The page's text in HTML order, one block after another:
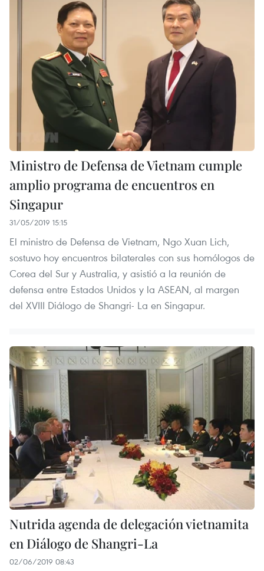
Ministro de Defensa de Vietnam cumple
amplio programa de encuentros en
Singapur
31/05/2019 15:15
El ministro de Defensa de Vietnam, Ngo Xuan Lich,
sostuvo hoy encuentros bilaterales con sus homólogos de
Corea del Sur y Australia, y asistió a la reunión de
defensa entre Estados Unidos y la ASEAN, al margen
del XVIII Diálogo de Shangri- La en Singapur.
Nutrida agenda de delegación vietnamita
en Diálogo de Shangri-La
02/06/2019 08:43